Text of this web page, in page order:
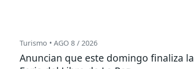
Turismo • AGO 8 / 2026
Anuncian que este domingo finaliza la